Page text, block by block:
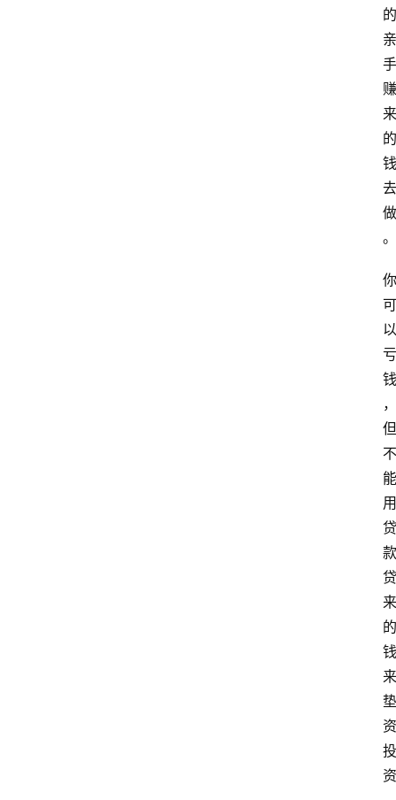
的
亲
手
赚
来
的
钱
去
做
。
你
可
以
亏
钱
，
但
不
能
用
贷
款
贷
来
的
钱
来
垫
资
投
资